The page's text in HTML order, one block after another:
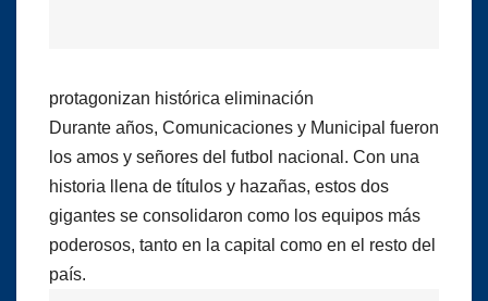
protagonizan histórica eliminación
Durante años, Comunicaciones y Municipal fueron
los amos y señores del futbol nacional. Con una
historia llena de títulos y hazañas, estos dos
gigantes se consolidaron como los equipos más
poderosos, tanto en la capital como en el resto del
país.